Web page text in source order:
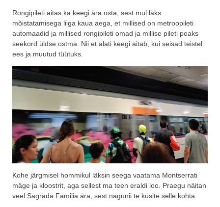
Rongipileti aitas ka keegi ära osta, sest mul läks
mõistatamisega liiga kaua aega, et millised on metroopileti
automaadid ja millised rongipileti omad ja millise pileti peaks
seekord üldse ostma. Nii et alati keegi aitab, kui seisad teistel
ees ja muutud tüütuks.
Kohe järgmisel hommikul läksin seega vaatama Montserrati
mäge ja kloostrit, aga sellest ma teen eraldi loo. Praegu näitan
veel Sagrada Familia ära, sest nagunii te küsite selle kohta.